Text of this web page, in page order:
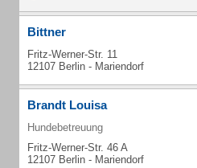
Bittner
Fritz-Werner-Str. 11
12107 Berlin - Mariendorf
Brandt Louisa
Hundebetreuung
Fritz-Werner-Str. 46 A
12107 Berlin - Mariendorf